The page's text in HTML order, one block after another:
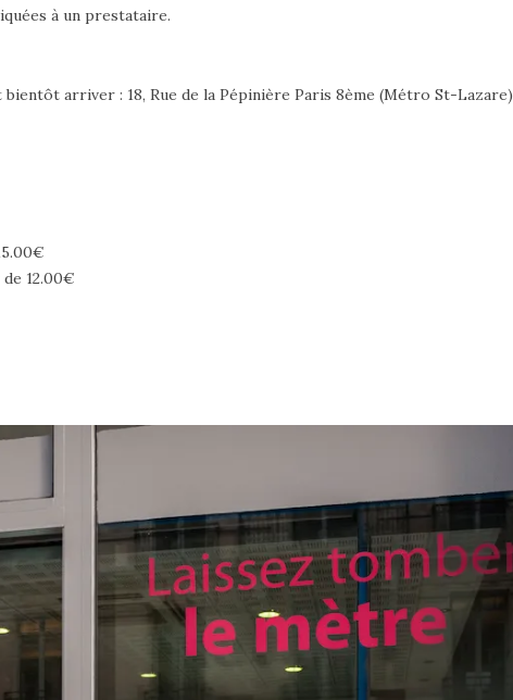
à un prestataire.
arriver : 18, Rue de la Pépinière Paris 8ème (Métro St-Lazare)
12.00€